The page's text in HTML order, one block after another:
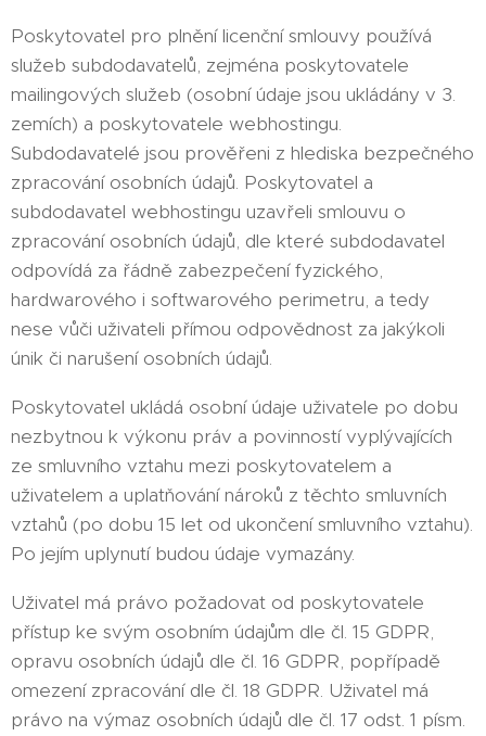
Poskytovatel pro plnění licenční smlouvy používá
služeb subdodavatelů, zejména poskytovatele
mailingových služeb (osobní údaje jsou ukládány v 3.
zemích) a poskytovatele webhostingu.
Subdodavatelé jsou prověřeni z hlediska bezpečného
zpracování osobních údajů. Poskytovatel a
subdodavatel webhostingu uzavřeli smlouvu o
zpracování osobních údajů, dle které subdodavatel
odpovídá za řádně zabezpečení fyzického,
hardwarového i softwarového perimetru, a tedy
nese vůči uživateli přímou odpovědnost za jakýkoli
únik či narušení osobních údajů.
Poskytovatel ukládá osobní údaje uživatele po dobu
nezbytnou k výkonu práv a povinností vyplývajících
ze smluvního vztahu mezi poskytovatelem a
uživatelem a uplatňování nároků z těchto smluvních
vztahů (po dobu 15 let od ukončení smluvního vztahu).
Po jejím uplynutí budou údaje vymazány.
Uživatel má právo požadovat od poskytovatele
přístup ke svým osobním údajům dle čl. 15 GDPR,
opravu osobních údajů dle čl. 16 GDPR, popřípadě
omezení zpracování dle čl. 18 GDPR. Uživatel má
právo na výmaz osobních údajů dle čl. 17 odst. 1 písm.